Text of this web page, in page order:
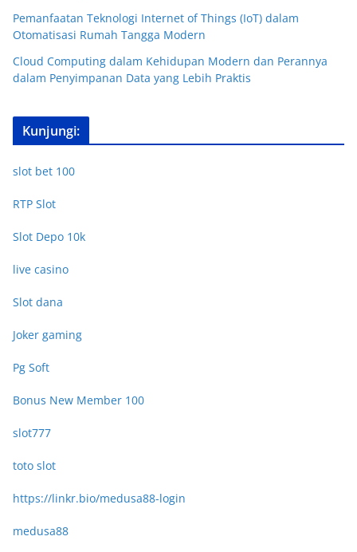
Pemanfaatan Teknologi Internet of Things (IoT) dalam
Otomatisasi Rumah Tangga Modern
Cloud Computing dalam Kehidupan Modern dan Perannya
dalam Penyimpanan Data yang Lebih Praktis
Kunjungi:
slot bet 100
RTP Slot
Slot Depo 10k
live casino
Slot dana
Joker gaming
Pg Soft
Bonus New Member 100
slot777
toto slot
https://linkr.bio/medusa88-login
medusa88